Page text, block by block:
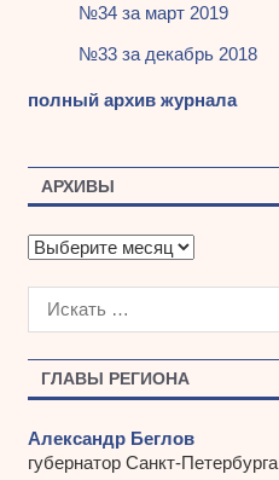
ГЛАВЫ РЕГИОНА
Александр Беглов
губернатор Санкт-Петербурга
№34 за март 2019
№33 за декабрь 2018
полный архив журнала
АРХИВЫ
А
х
ы